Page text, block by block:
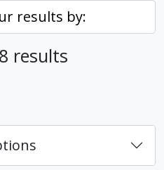
results by:
results